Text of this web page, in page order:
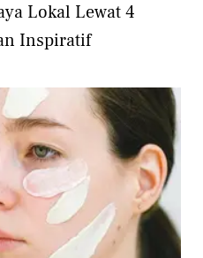
Lokal Lewat 4
Inspiratif